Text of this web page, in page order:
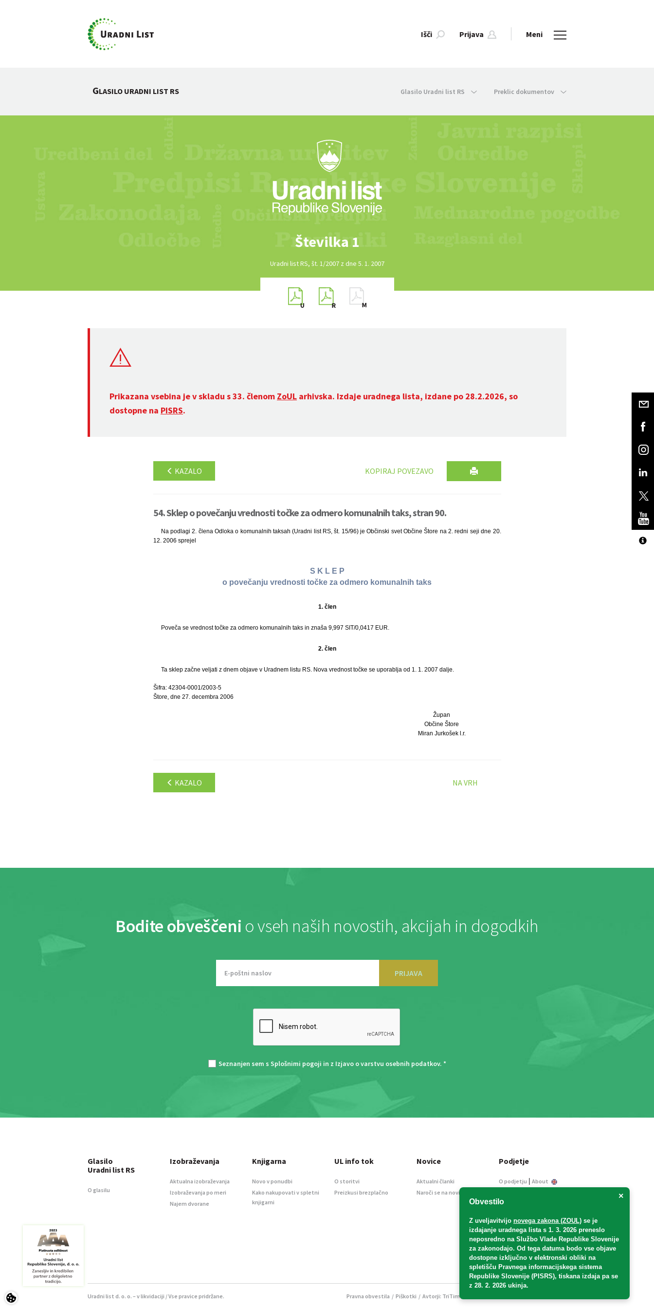
Išči Prijava Meni
GLASILO URADNI LIST RS Glasilo Uradni list RS Preklic dokumentov
Številka 1
Uradni list RS, št. 1/2007 z dne 5. 1. 2007
Prikazana vsebina je v skladu s 33. členom ZoUL arhivska. Izdaje uradnega lista, izdane po 28.2.2026, so
dostopne na PISRS.
KAZALO KOPIRAJ POVEZAVO
54. Sklep o povečanju vrednosti točke za odmero komunalnih taks, stran 90.
Na podlagi 2. člena Odloka o komunalnih taksah (Uradni list RS, št. 15/96) je Občinski svet Občine Štore na 2. redni seji dne 20.
12. 2006 sprejel
S K L E P
o povečanju vrednosti točke za odmero komunalnih taks
1. člen
Poveča se vrednost točke za odmero komunalnih taks in znaša 9,997 SIT/0,0417 EUR.
2. člen
Ta sklep začne veljati z dnem objave v Uradnem listu RS. Nova vrednost točke se uporablja od 1. 1. 2007 dalje.
Šifra: 42304-0001/2003-5
Štore, dne 27. decembra 2006
Župan
Občine Štore
Miran Jurkošek l.r.
KAZALO NA VRH
Bodite obveščeni o vseh naših novostih, akcijah in dogodkih
PRIJAVA
Seznanjen sem s Splošnimi pogoji in z Izjavo o varstvu osebnih podatkov. *
×
Obvestilo
Z uveljavitvijo novega zakona (ZOUL) se je
izdajanje uradnega lista s 1. 3. 2026 preneslo
neposredno na Službo Vlade Republike Slovenije
za zakonodajo. Od tega datuma bodo vse objave
dostopne izključno v elektronski obliki na
spletišču Pravnega informacijskega sistema
Republike Slovenije (PISRS), tiskana izdaja pa se
z 28. 2. 2026 ukinja.
Glasilo
Uradni list RS
O glasilu
Izobraževanja
Aktualna izobraževanja
Izobraževanja po meri
Najem dvorane
Knjigarna
Novo v ponudbi
Kako nakupovati v spletni
knjigarni
UL info tok
O storitvi
Preizkusi brezplačno
Novice
Aktualni članki
Naroči se na novice
Podjetje
O podjetju | About
Informacije javnega
Oglaševanje
Splošni pogoji
Izjava o varstvu osebnih
podatkov
E-dražbe
Uradni list d. o. o. – v likvidaciji / Vse pravice pridržane. Pravna obvestila / Piškotki / Avtorji: TriTim spletna agencija